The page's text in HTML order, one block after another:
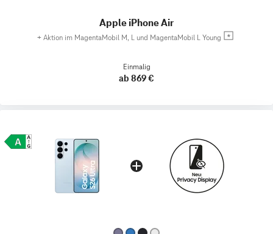
Apple iPhone Air
+ Aktion im MagentaMobil M, L und MagentaMobil L Young
Einmalig
ab 869 €